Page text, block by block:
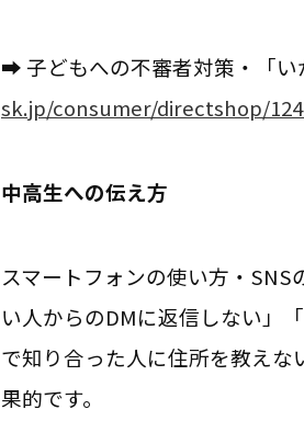
➡ 子どもへの不審者対策・「い
sk.jp/consumer/directshop/
中高生への伝え方
スマートフォンの使い方・
い人からのDMに返信しない」
で知り合った人に住所を教え
果的です。